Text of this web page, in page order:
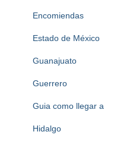
Encomiendas
Estado de México
Guanajuato
Guerrero
Guia como llegar a
Hidalgo